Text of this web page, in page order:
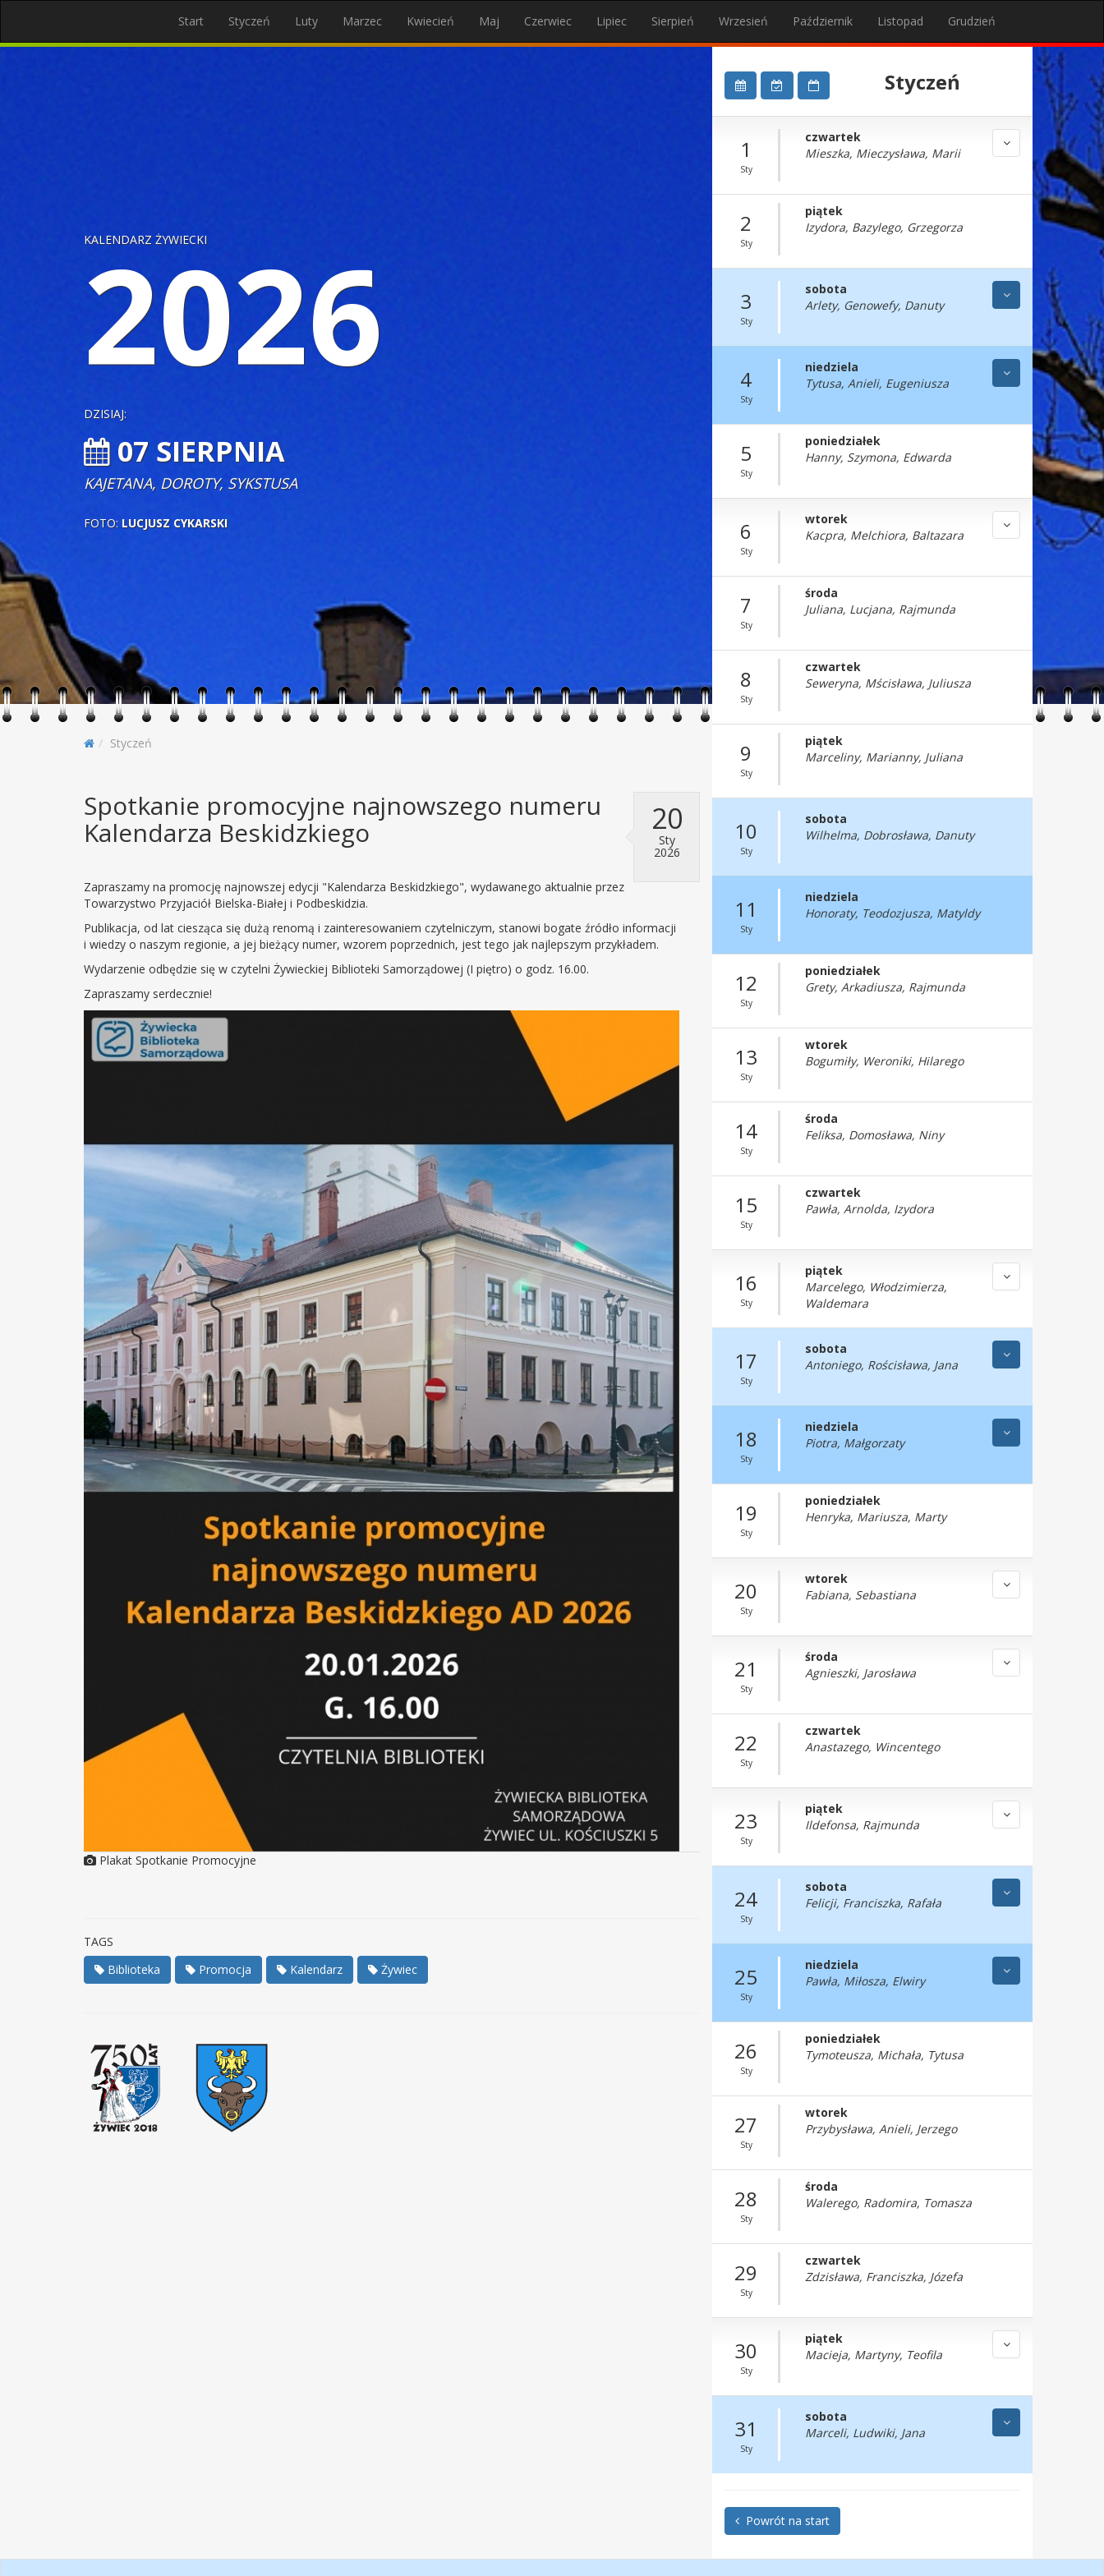
Start Styczeń Luty Marzec Kwiecień Maj Czerwiec Lipiec Sierpień Wrzesień Październik Listopad Grudzień
KALENDARZ ŻYWIECKI
2026
DZISIAJ:
07 SIERPNIA
KAJETANA, DOROTY, SYKSTUSA
FOTO: LUCJUSZ CYKARSKI
Styczeń
20
Sty
2026
Spotkanie promocyjne najnowszego numeru
Kalendarza Beskidzkiego
Zapraszamy na promocję najnowszej edycji "Kalendarza Beskidzkiego", wydawanego aktualnie przez
Towarzystwo Przyjaciół Bielska-Białej i Podbeskidzia.
Publikacja, od lat ciesząca się dużą renomą i zainteresowaniem czytelniczym, stanowi bogate źródło informacji
i wiedzy o naszym regionie, a jej bieżący numer, wzorem poprzednich, jest tego jak najlepszym przykładem.
Wydarzenie odbędzie się w czytelni Żywieckiej Biblioteki Samorządowej (I piętro) o godz. 16.00.
Zapraszamy serdecznie!
Plakat Spotkanie Promocyjne
TAGS
Biblioteka
Promocja Kalendarz Żywiec
Styczeń
1
Sty
czwartek
Mieszka, Mieczysława, Marii
2
Sty
piątek
Izydora, Bazylego, Grzegorza
3
Sty
sobota
Arlety, Genowefy, Danuty
4
Sty
niedziela
Tytusa, Anieli, Eugeniusza
5
Sty
poniedziałek
Hanny, Szymona, Edwarda
6
Sty
wtorek
Kacpra, Melchiora, Baltazara
7
Sty
środa
Juliana, Lucjana, Rajmunda
8
Sty
czwartek
Seweryna, Mścisława, Juliusza
9
Sty
piątek
Marceliny, Marianny, Juliana
10
Sty
sobota
Wilhelma, Dobrosława, Danuty
11
Sty
niedziela
Honoraty, Teodozjusza, Matyldy
12
Sty
poniedziałek
Grety, Arkadiusza, Rajmunda
13
Sty
wtorek
Bogumiły, Weroniki, Hilarego
14
Sty
środa
Feliksa, Domosława, Niny
15
Sty
czwartek
Pawła, Arnolda, Izydora
16
Sty
piątek
Marcelego, Włodzimierza,
Waldemara
17
Sty
sobota
Antoniego, Rościsława, Jana
18
Sty
niedziela
Piotra, Małgorzaty
19
Sty
poniedziałek
Henryka, Mariusza, Marty
20
Sty
wtorek
Fabiana, Sebastiana
21
Sty
środa
Agnieszki, Jarosława
22
Sty
czwartek
Anastazego, Wincentego
23
Sty
piątek
Ildefonsa, Rajmunda
24
Sty
sobota
Felicji, Franciszka, Rafała
25
Sty
niedziela
Pawła, Miłosza, Elwiry
26
Sty
poniedziałek
Tymoteusza, Michała, Tytusa
27
Sty
wtorek
Przybysława, Anieli, Jerzego
28
Sty
środa
Walerego, Radomira, Tomasza
29
Sty
czwartek
Zdzisława, Franciszka, Józefa
30
Sty
piątek
Macieja, Martyny, Teofila
31
Sty
sobota
Marceli, Ludwiki, Jana
Powrót na start